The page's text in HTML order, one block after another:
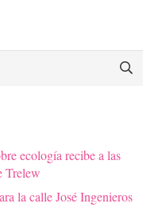
ecología recibe a las
Trelew
la calle José Ingenieros